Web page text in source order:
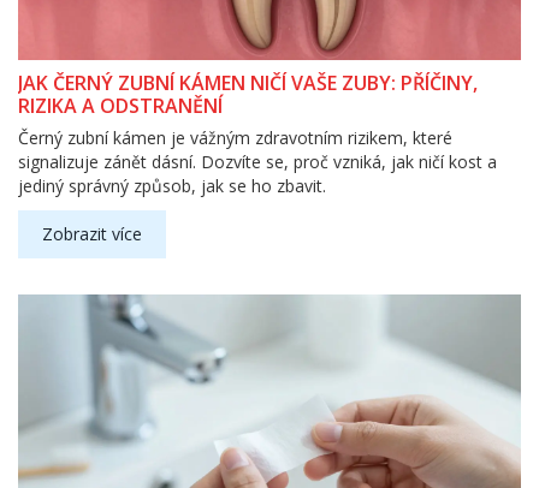
JAK ČERNÝ ZUBNÍ KÁMEN NIČÍ VAŠE ZUBY: PŘÍČINY,
RIZIKA A ODSTRANĚNÍ
Černý zubní kámen je vážným zdravotním rizikem, které
signalizuje zánět dásní. Dozvíte se, proč vzniká, jak ničí kost a
jediný správný způsob, jak se ho zbavit.
Zobrazit více